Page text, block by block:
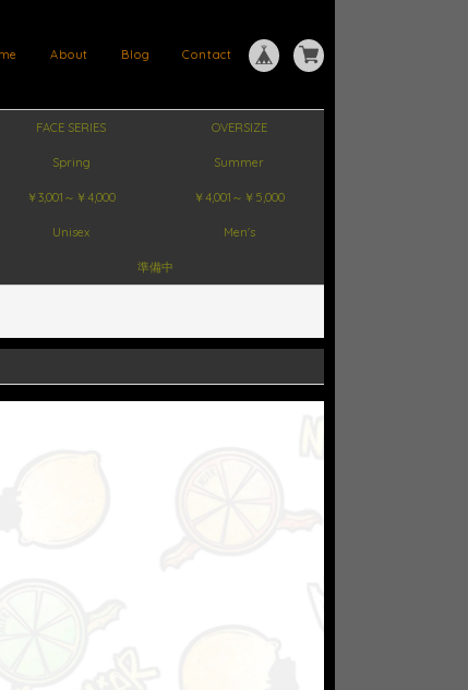
Contact
Blog
About
FACE SERIES OVERSIZE
Spring Summer
￥3,001～￥4,000 ￥4,001～￥5,000
Unisex Men's
準備中